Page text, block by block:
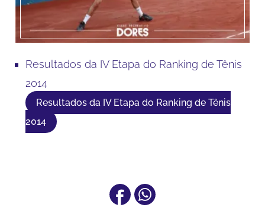
Resultados da IV Etapa do Ranking de Tênis
2014
Resultados da IV Etapa do Ranking de Tênis
2014